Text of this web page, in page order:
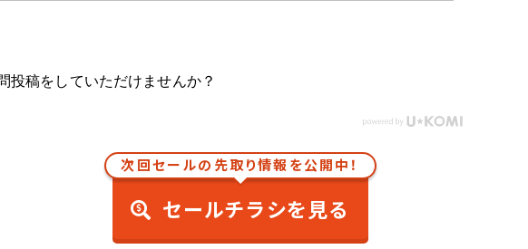
投稿をしていただけませんか？
次回セールの先取り情報を公開中！
セールチラシを見る